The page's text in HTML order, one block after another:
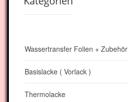
Wassertransfer Folien + Zubehör
Basislacke ( Vorlack )
Thermolacke